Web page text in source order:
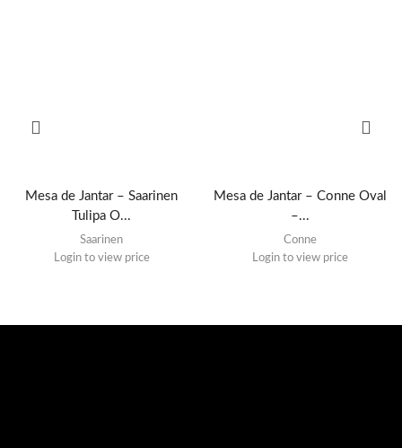
Mesa de Jantar – Saarinen
Tulipa O...
Saarinen
Login to view price
Mesa de Jantar – Conne Oval
–...
Conne
Login to view price